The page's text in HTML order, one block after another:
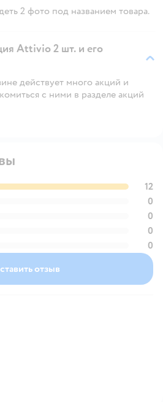
2 фото под названием товара.
Attivio 2 шт. и его
действует много акций и
с ними в разделе акций
12
0
0
0
0
отзыв